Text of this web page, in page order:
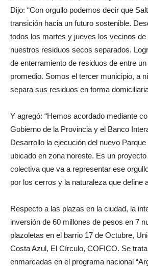
Dijo: “Con orgullo podemos decir que
transición hacia un futuro sostenible.
todos los martes y jueves los vecinos
nuestros residuos secos separados.
de enterramiento de residuos de entre
promedio. Somos el tercer municipio, a
separa sus residuos en forma
Y agregó: “Hemos acordado mediante
Gobierno de la Provincia y el Banco
Desarrollo la ejecución del nuevo
ubicado en zona noreste. Es un
colectiva que va a representar ese
por los cerros y la naturaleza que define
Respecto a las plazas en la ciudad, la
inversión de 60 millones de pesos en 7
plazoletas en el barrio 17 de Octubre,
Costa Azul, El Círculo, COFICO. Se
enmarcadas en el programa nacional